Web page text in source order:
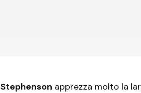
Stephenson apprezza molto la